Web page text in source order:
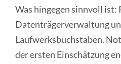
Was hingegen sinnvoll ist:
Datenträgerverwaltung
Laufwerksbuchstaben.
der ersten Einschätzung